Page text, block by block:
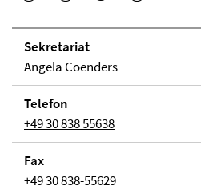
Se­kre­ta­ri­at
Angela Coenders
Telefon
+49 30 838 55638
Fax
+49 30 838-55629